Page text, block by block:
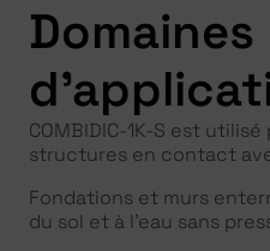
Domaines
COMBIDIC-1K-S est
structures en contact
Fondations et murs
du sol et à l’eau sans